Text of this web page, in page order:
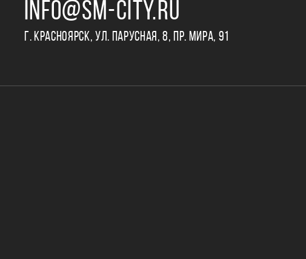
INFO@SM-CITY.RU
Г. КРАСНОЯРСК, УЛ. ПАРУСНАЯ, 8, ПР. МИРА, 91